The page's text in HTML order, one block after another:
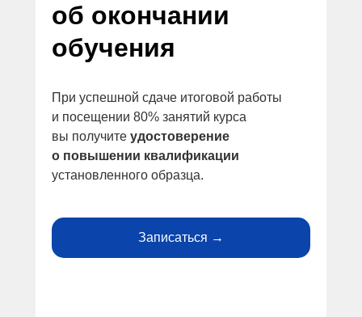
Записаться →
об окончании
обучения
При успешной сдаче итоговой работы
и посещении 80% занятий курса
вы получите удостоверение
о повышении квалификации
установленного образца.